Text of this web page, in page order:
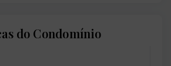
do Condomínio